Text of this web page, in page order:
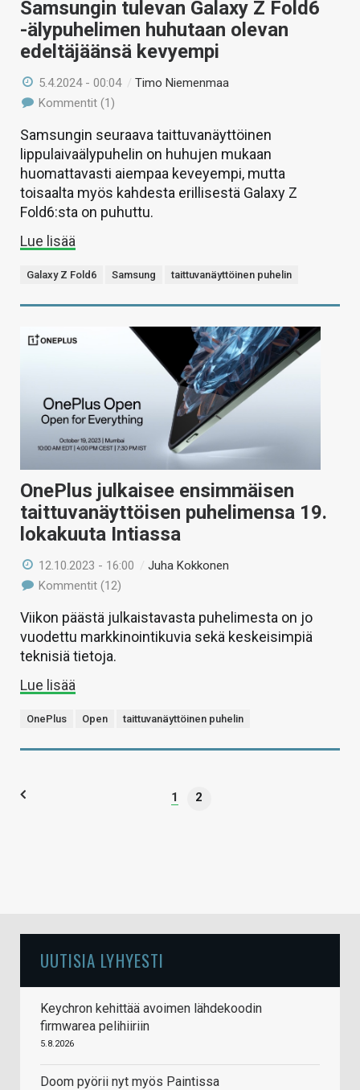
Samsungin tulevan Galaxy Z Fold6
-älypuhelimen huhutaan olevan
edeltäjäänsä kevyempi
5.4.2024 - 00:04 /Timo Niemenmaa
Kommentit (1)
Samsungin seuraava taittuvanäyttöinen
lippulaivaälypuhelin on huhujen mukaan
huomattavasti aiempaa keveyempi, mutta
toisaalta myös kahdesta erillisestä Galaxy Z
Fold6:sta on puhuttu.
Lue lisää
Galaxy Z Fold6 Samsung taittuvanäyttöinen puhelin
OnePlus julkaisee ensimmäisen
taittuvanäyttöisen puhelimensa 19.
lokakuuta Intiassa
12.10.2023 - 16:00 /Juha Kokkonen
Kommentit (12)
Viikon päästä julkaistavasta puhelimesta on jo
vuodettu markkinointikuvia sekä keskeisimpiä
teknisiä tietoja.
Lue lisää
OnePlus Open taittuvanäyttöinen puhelin
1 2
UUTISIA LYHYESTI
Keychron kehittää avoimen lähdekoodin
firmwarea pelihiiriin
5.8.2026
Doom pyörii nyt myös Paintissa